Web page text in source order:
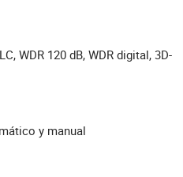
WDR 120 dB, WDR digital, 3D-
y manual